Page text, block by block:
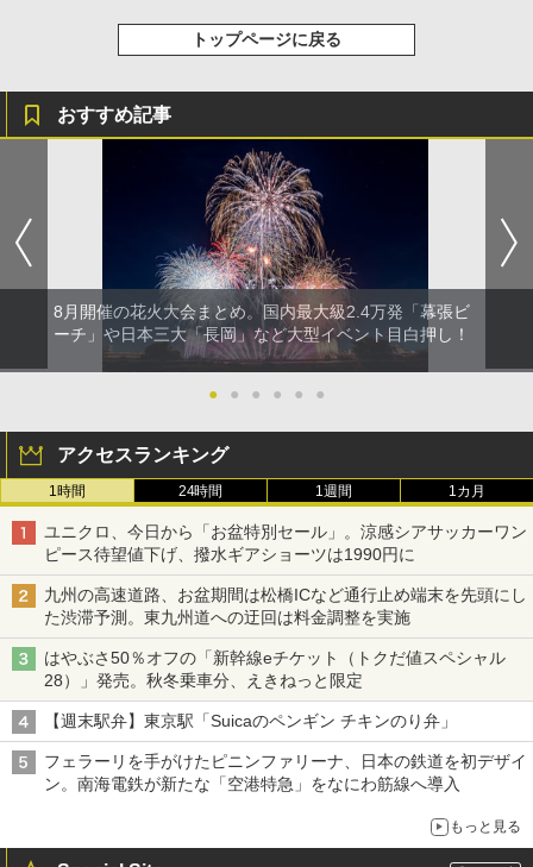
トップページに戻る
おすすめ記事
8月開催の花火大会まとめ。国内最大級2.4万発「幕張ビ
ーチ」や日本三大「長岡」など大型イベント目白押し！
● ● ● ● ● ●
アクセスランキング
1時間 24時間 1週間 1カ月
ユニクロ、今日から「お盆特別セール」。涼感シアサッカーワン
ピース待望値下げ、撥水ギアショーツは1990円に
九州の高速道路、お盆期間は松橋ICなど通行止め端末を先頭にし
た渋滞予測。東九州道への迂回は料金調整を実施
はやぶさ50％オフの「新幹線eチケット（トクだ値スペシャル
28）」発売。秋冬乗車分、えきねっと限定
【週末駅弁】東京駅「Suicaのペンギン チキンのり弁」
フェラーリを手がけたピニンファリーナ、日本の鉄道を初デザイ
ン。南海電鉄が新たな「空港特急」をなにわ筋線へ導入
もっと見る